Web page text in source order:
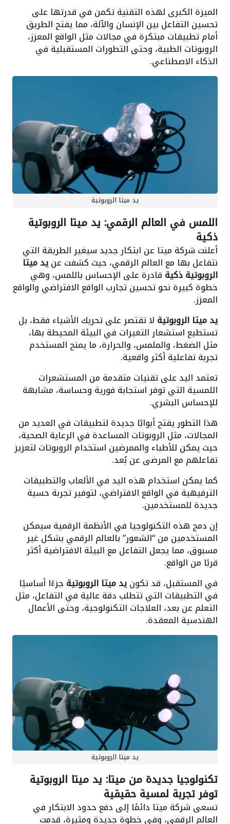
الميزة الكبرى لهذه التقنية تكمن في قدرتها على
تحسين التفاعل بين الإنسان والآلة، مما يفتح الطريق
أمام تطبيقات مبتكرة في مجالات مثل الواقع المعزز،
الروبوتات الطبية، وحتى التطورات المستقبلية في
الذكاء الاصطناعي.
يد ميتا الروبوتية
اللمس في العالم الرقمي: يد ميتا الروبوتية
ذكية
أعلنت شركة ميتا عن ابتكار جديد سيغير الطريقة التي
نتفاعل بها مع العالم الرقمي، حيث كشفت عنيد ميتا
الروبوتيةذكية قادرة على الإحساس باللمس، وهي
خطوة كبيرة نحو تحسين تجارب الواقع الافتراضي والواقع
المعزز.
يد ميتا الروبوتية لا تقتصر على تحريك الأشياء فقط، بل
تستطيع استشعار التغيرات في البيئة المحيطة بها،
مثل الضغط، والملمس، والحرارة، ما يمنح المستخدم
تجربة تفاعلية أكثر واقعية.
تعتمد اليد على تقنيات متقدمة من المستشعرات
اللمسية التي توفر استجابة فورية وحساسة، مشابهة
للإحساس البشري.
هذا التطور يفتح أبوابًا جديدة لتطبيقات في العديد من
المجالات، مثل الروبوتات المساعدة في الرعاية الصحية،
حيث يمكن للأطباء والممرضين استخدام الروبوتات لتعزيز
تفاعلهم مع المرضى عن بُعد.
كما يمكن استخدام هذه اليد في الألعاب والتطبيقات
الترفيهية في الواقع الافتراضي، لتوفير تجربة حسية
جديدة للمستخدمين.
إن دمج هذه التكنولوجيا في الأنظمة الرقمية سيمكن
المستخدمين من “الشعور” بالعالم الرقمي بشكل غير
مسبوق، مما يجعل التفاعل مع البيئة الافتراضية أكثر
قربًا من الواقع.
في المستقبل، قد تكونيد ميتا الروبوتية جزءًا أساسيًا
في التطبيقات التي تتطلب دقة عالية في التفاعل، مثل
التعلم عن بعد، العلاجات التكنولوجية، وحتى الأعمال
الهندسية المعقدة.
يد ميتا الروبوتية
تكنولوجيا جديدة من ميتا: يد ميتا الروبوتية
توفر تجربة لمسية حقيقية
تسعى شركة ميتا دائمًا إلى دفع حدود الابتكار في
العالم الرقمي، وفي خطوة جديدة ومثيرة، قدمت